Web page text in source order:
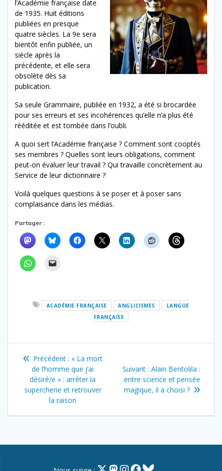
l’Académie française date
de 1935. Huit éditions
publiées en presque
quatre siècles. La 9e sera
bientôt enfin publiée, un
siècle après la
précédente, et elle sera
obsolète dès sa
publication.
Sa seule Grammaire, publiée en 1932, a été si brocardée
pour ses erreurs et ses incohérences qu’elle n’a plus été
rééditée et est tombée dans l’oubli.
A quoi sert l’Académie française ? Comment sont cooptés
ses membres ? Quelles sont leurs obligations, comment
peut-on évaluer leur travail ? Qui travaille concrètement au
Service de leur dictionnaire ?
Voilà quelques questions à se poser et à poser sans
complaisance dans les médias.
Partager :
ACADÉMIE FRANÇAISE ANGLICISMES
LANGUE
FRANÇAISE
Navigation
l’article
Précédent : Article
précédent
:
« La mort
de l’homme que j’ai
désiré/e » : arrêter la
supercherie et retrouver
la raison
Suivant : Article
suivant
:
Alain Bentolila :
entre science et pensée
magique, il a choisi ?